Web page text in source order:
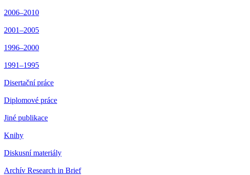
2006–2010
2001–2005
1996–2000
1991–1995
Disertační práce
Diplomové práce
Jiné publikace
Knihy
Diskusní materiály
Archív Research in Brief